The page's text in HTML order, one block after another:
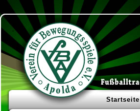
Startseite